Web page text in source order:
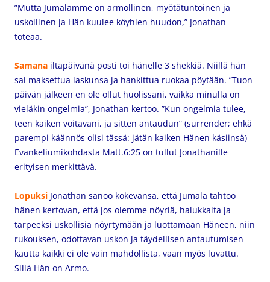
”Mutta Jumalamme on armollinen, myötätuntoinen ja
uskollinen ja Hän kuulee köyhien huudon,” Jonathan
toteaa.
Samana iltapäivänä posti toi hänelle 3 shekkiä. Niillä hän
sai maksettua laskunsa ja hankittua ruokaa pöytään. ”Tuon
päivän jälkeen en ole ollut huolissani, vaikka minulla on
vieläkin ongelmia”, Jonathan kertoo. ”Kun ongelmia tulee,
teen kaiken voitavani, ja sitten antaudun” (surrender; ehkä
parempi käännös olisi tässä: jätän kaiken Hänen käsiinsä)
Evankeliumikohdasta Matt.6:25 on tullut Jonathanille
erityisen merkittävä.
Lopuksi Jonathan sanoo kokevansa, että Jumala tahtoo
hänen kertovan, että jos olemme nöyriä, halukkaita ja
tarpeeksi uskollisia nöyrtymään ja luottamaan Häneen, niin
rukouksen, odottavan uskon ja täydellisen antautumisen
kautta kaikki ei ole vain mahdollista, vaan myös luvattu.
Sillä Hän on Armo.